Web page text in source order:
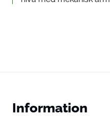
Information